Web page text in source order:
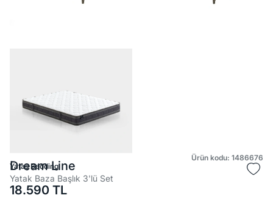
Ürün kodu: 1486676
Yataş Bedding
Dream Line
Yatak Baza Başlık 3'lü Set
18.590 TL